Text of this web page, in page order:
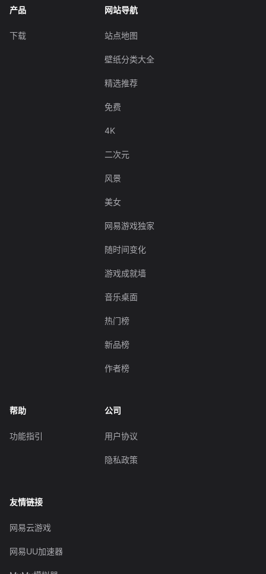
产品
下载
网站导航
站点地图
壁纸分类大全
精选推荐
免费
4K
二次元
风景
美女
网易游戏独家
随时间变化
游戏成就墙
音乐桌面
热门榜
新品榜
作者榜
帮助
功能指引
公司
用户协议
隐私政策
友情链接
网易云游戏
网易UU加速器